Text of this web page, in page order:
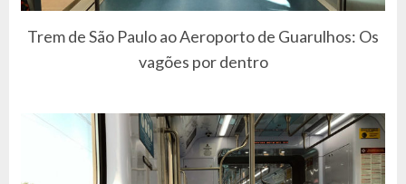
Trem de São Paulo ao Aeroporto de Guarulhos: Os
vagões por dentro